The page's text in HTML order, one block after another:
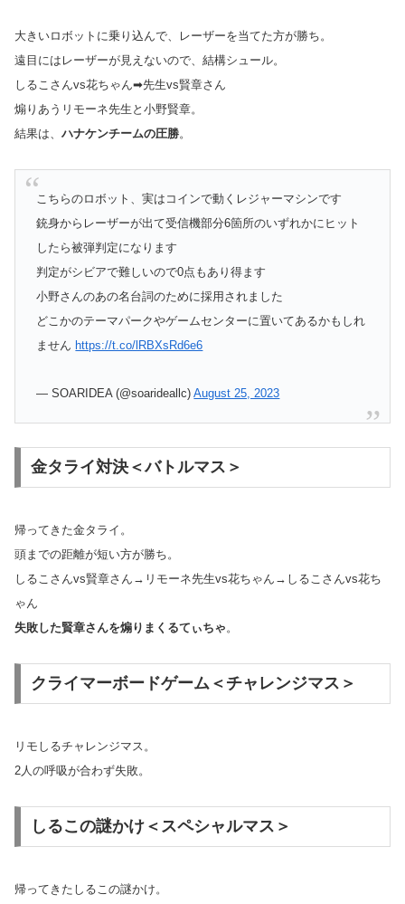
大きいロボットに乗り込んで、レーザーを当てた方が勝ち。
遠目にはレーザーが見えないので、結構シュール。
しるこさんvs花ちゃん➡先生vs賢章さん
煽りあうリモーネ先生と小野賢章。
結果は、 ハナケンチームの圧勝。
こちらのロボット、実はコインで動くレジャーマシンです
銃身からレーザーが出て受信機部分6箇所のいずれかにヒット
したら被弾判定になります
判定がシビアで難しいので0点もあり得ます
小野さんのあの名台詞のために採用されました
どこかのテーマパークやゲームセンターに置いてあるかもしれ
ません https://t.co/lRBXsRd6e6
— SOARIDEA (@soarideallc)August 25, 2023
金タライ対決＜バトルマス＞
帰ってきた金タライ。
頭までの距離が短い方が勝ち。
しるこさんvs賢章さん→リモーネ先生vs花ちゃん→しるこさんvs花ち
ゃん
失敗した賢章さんを煽りまくるてぃちゃ 。
クライマーボードゲーム＜チャレンジマス＞
リモしるチャレンジマス。
2人の呼吸が合わず失敗。
しるこの謎かけ＜スペシャルマス＞
帰ってきたしるこの謎かけ。